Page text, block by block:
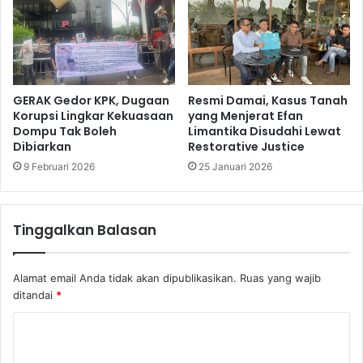
GERAK Gedor KPK, Dugaan
Korupsi Lingkar Kekuasaan
Dompu Tak Boleh
Dibiarkan
9 Februari 2026
Resmi Damai, Kasus Tanah
yang Menjerat Efan
Limantika Disudahi Lewat
Restorative Justice
25 Januari 2026
Tinggalkan Balasan
Alamat email Anda tidak akan dipublikasikan. Ruas yang wajib
ditandai *